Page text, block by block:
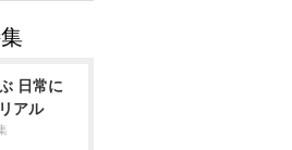
日常に
アル